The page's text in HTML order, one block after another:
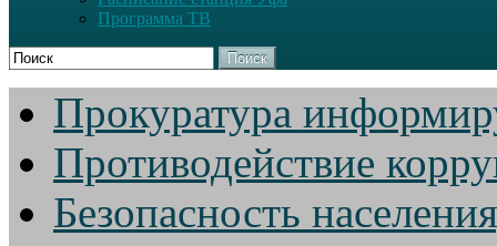
Программа ТВ
Поиск
Прокуратура
Противодействие
Безопасность